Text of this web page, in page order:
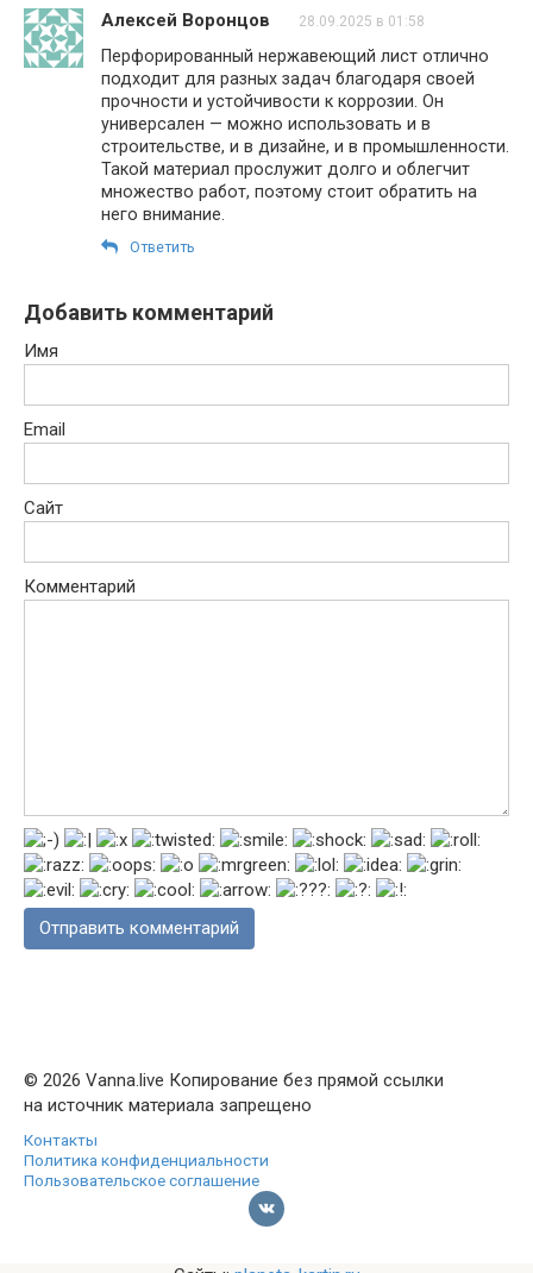
Алексей Воронцов 28.09.2025 в 01:58
Перфорированный нержавеющий лист отлично
подходит для разных задач благодаря своей
прочности и устойчивости к коррозии. Он
универсален — можно использовать и в
строительстве, и в дизайне, и в промышленности.
Такой материал прослужит долго и облегчит
множество работ, поэтому стоит обратить на
него внимание.
Ответить
Добавить комментарий
Имя
Email
Сайт
Комментарий
© 2026 Vanna.live Копирование без прямой ссылки
на источник материала запрещено
Контакты
Политика конфиденциальности
Пользовательское соглашение